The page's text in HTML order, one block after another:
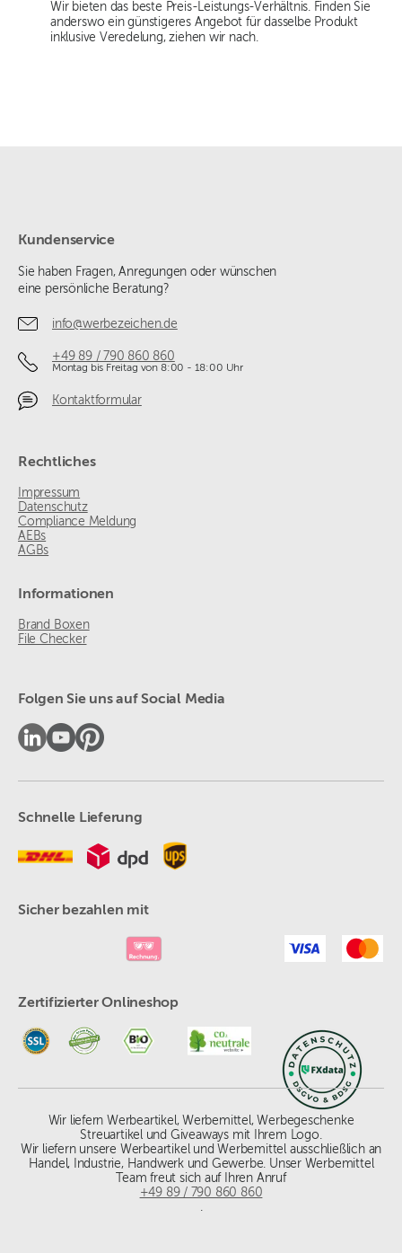
Wir bieten das beste Preis-Leistungs-Verhältnis. Finden Sie
anderswo ein günstigeres Angebot für dasselbe Produkt
inklusive Veredelung, ziehen wir nach.
Kundenservice
Sie haben Fragen, Anregungen oder wünschen
eine persönliche Beratung?
info@werbezeichen.de
+49 89 / 790 860 860
Montag bis Freitag von 8:00 - 18:00 Uhr
Kontaktformular
Rechtliches
Impressum
Datenschutz
Compliance Meldung
AEBs
AGBs
Informationen
Brand Boxen
File Checker
Folgen Sie uns auf Social Media
Schnelle Lieferung
Sicher bezahlen mit
Zertifizierter Onlineshop
Wir liefern Werbeartikel, Werbemittel, Werbegeschenke
Streuartikel und Giveaways mit Ihrem Logo.
Wir liefern unsere Werbeartikel und Werbemittel ausschließlich an
Handel, Industrie, Handwerk und Gewerbe. Unser Werbemittel
Team freut sich auf Ihren Anruf
+49 89 / 790 860 860
.